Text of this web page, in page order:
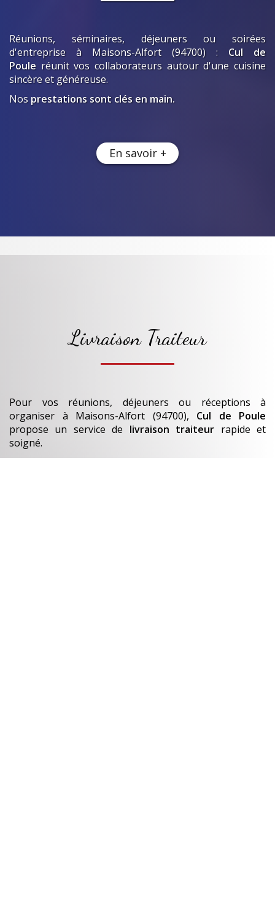
Réunions, séminaires, déjeuners ou soirées
d'entreprise à Maisons-Alfort (94700) : Cul de
Poule réunit vos collaborateurs autour d'une cuisine
sincère et généreuse.
Nos prestations sont clés en main.
En savoir +
Livraison Traiteur
Pour vos réunions, déjeuners ou réceptions à
organiser à Maisons-Alfort (94700), Cul de Poule
propose un service de livraison traiteur rapide et
soigné.
Nosplats et bouchéessont préparés chaque jour.